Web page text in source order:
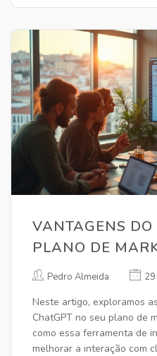
estratégias.
VANTAGENS
PLANO DE
Pedro Almeida
Neste artigo, exploramos
ChatGPT no seu plano de
como essa ferramenta de
melhorar a interação com